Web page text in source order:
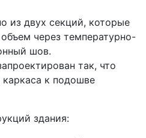
из двух секций, которые
через температурно-
шов.
так, что
каркаса к подошве
здания: